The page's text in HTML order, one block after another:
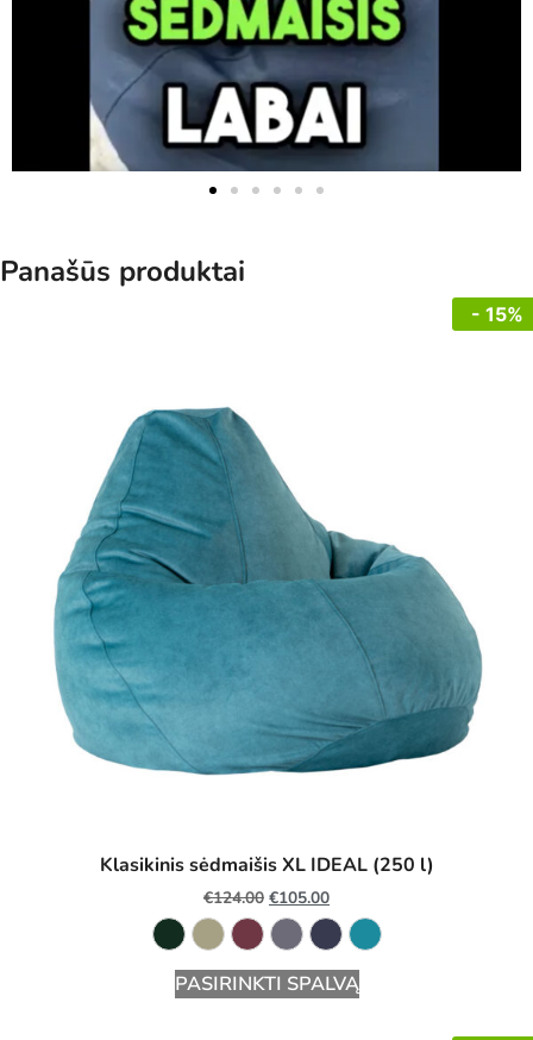
Panašūs produktai
- 15%
Klasikinis sėdmaišis XL IDEAL (250 l)
€124.00 €105.00
PASIRINKTI SPALVĄ